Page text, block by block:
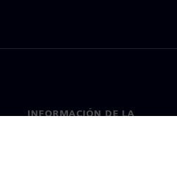
INFORMACIÓN DE LA